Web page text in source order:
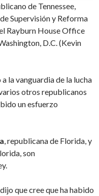
de Tennessee,
Supervisión y Reforma
Rayburn House Office
D.C. (Kevin
la vanguardia de la lucha
otros republicanos
un esfuerzo
, republicana de Florida, y
son
que cree que ha habido